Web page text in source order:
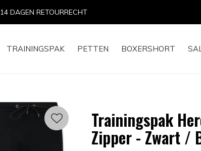
TRAININGSPAK PETTEN BOXERSHORT
14 DAGEN RETOURRECHT
Trainingspak
Zipper - Zwart /